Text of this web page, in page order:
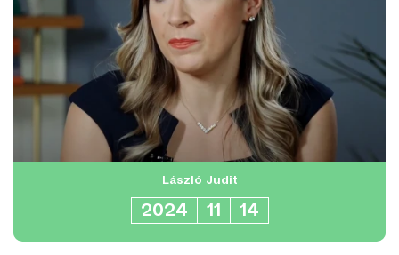
László Judit
2024 11 14